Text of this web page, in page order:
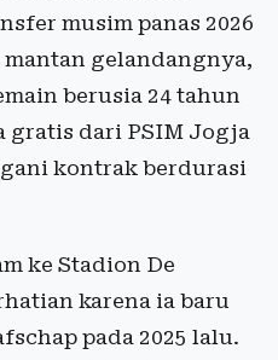
musim panas 2026
gelandangnya,
berusia 24 tahun
gratis dari PSIM Jogja
kontrak berdurasi
ke Stadion De
karena ia baru
pada 2025 lalu.